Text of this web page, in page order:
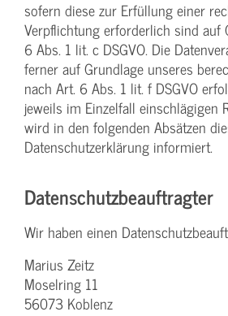
sofern diese zur Erfüllung einer
Verpflichtung erforderlich sind auf
6 Abs. 1 lit. c DSGVO. Die
ferner auf Grundlage unseres
nach Art. 6 Abs. 1 lit. f DSGVO
jeweils im Einzelfall einschlägigen
wird in den folgenden Absätzen
Datenschutzerklärung informiert.
Datenschutz­beauftragter
Wir haben einen
Marius Zeitz
Moselring 11
56073 Koblenz